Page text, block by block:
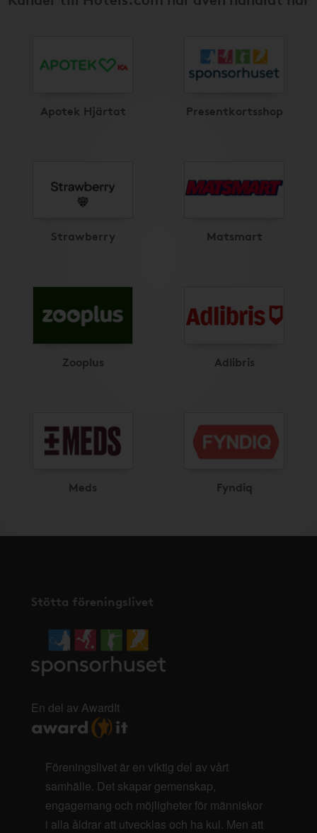
Apotek Hjärtat Presentkortsshop
Strawberry Matsmart
Zooplus Adlibris
Meds Fyndiq
Stötta föreningslivet
En del av AwardIt
Föreningslivet är en viktig del av vårt
samhälle. Det skapar gemenskap,
engagemang och möjligheter för människor
i alla åldrar att utvecklas och ha kul. Men att